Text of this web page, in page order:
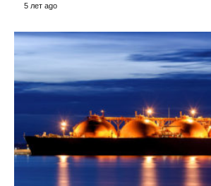
5 лет ago